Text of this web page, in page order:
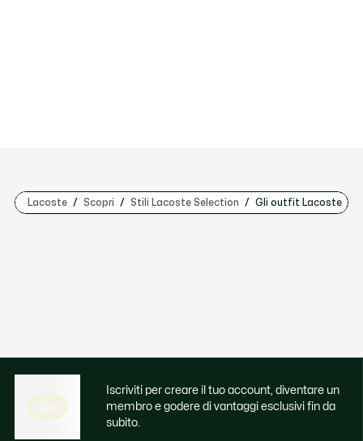
Lacoste Scopri Stili Lacoste Selection Gli outfit Lacoste
Iscriviti per creare il tuo account, diventare un
membro e godere di vantaggi esclusivi fin da
subito.